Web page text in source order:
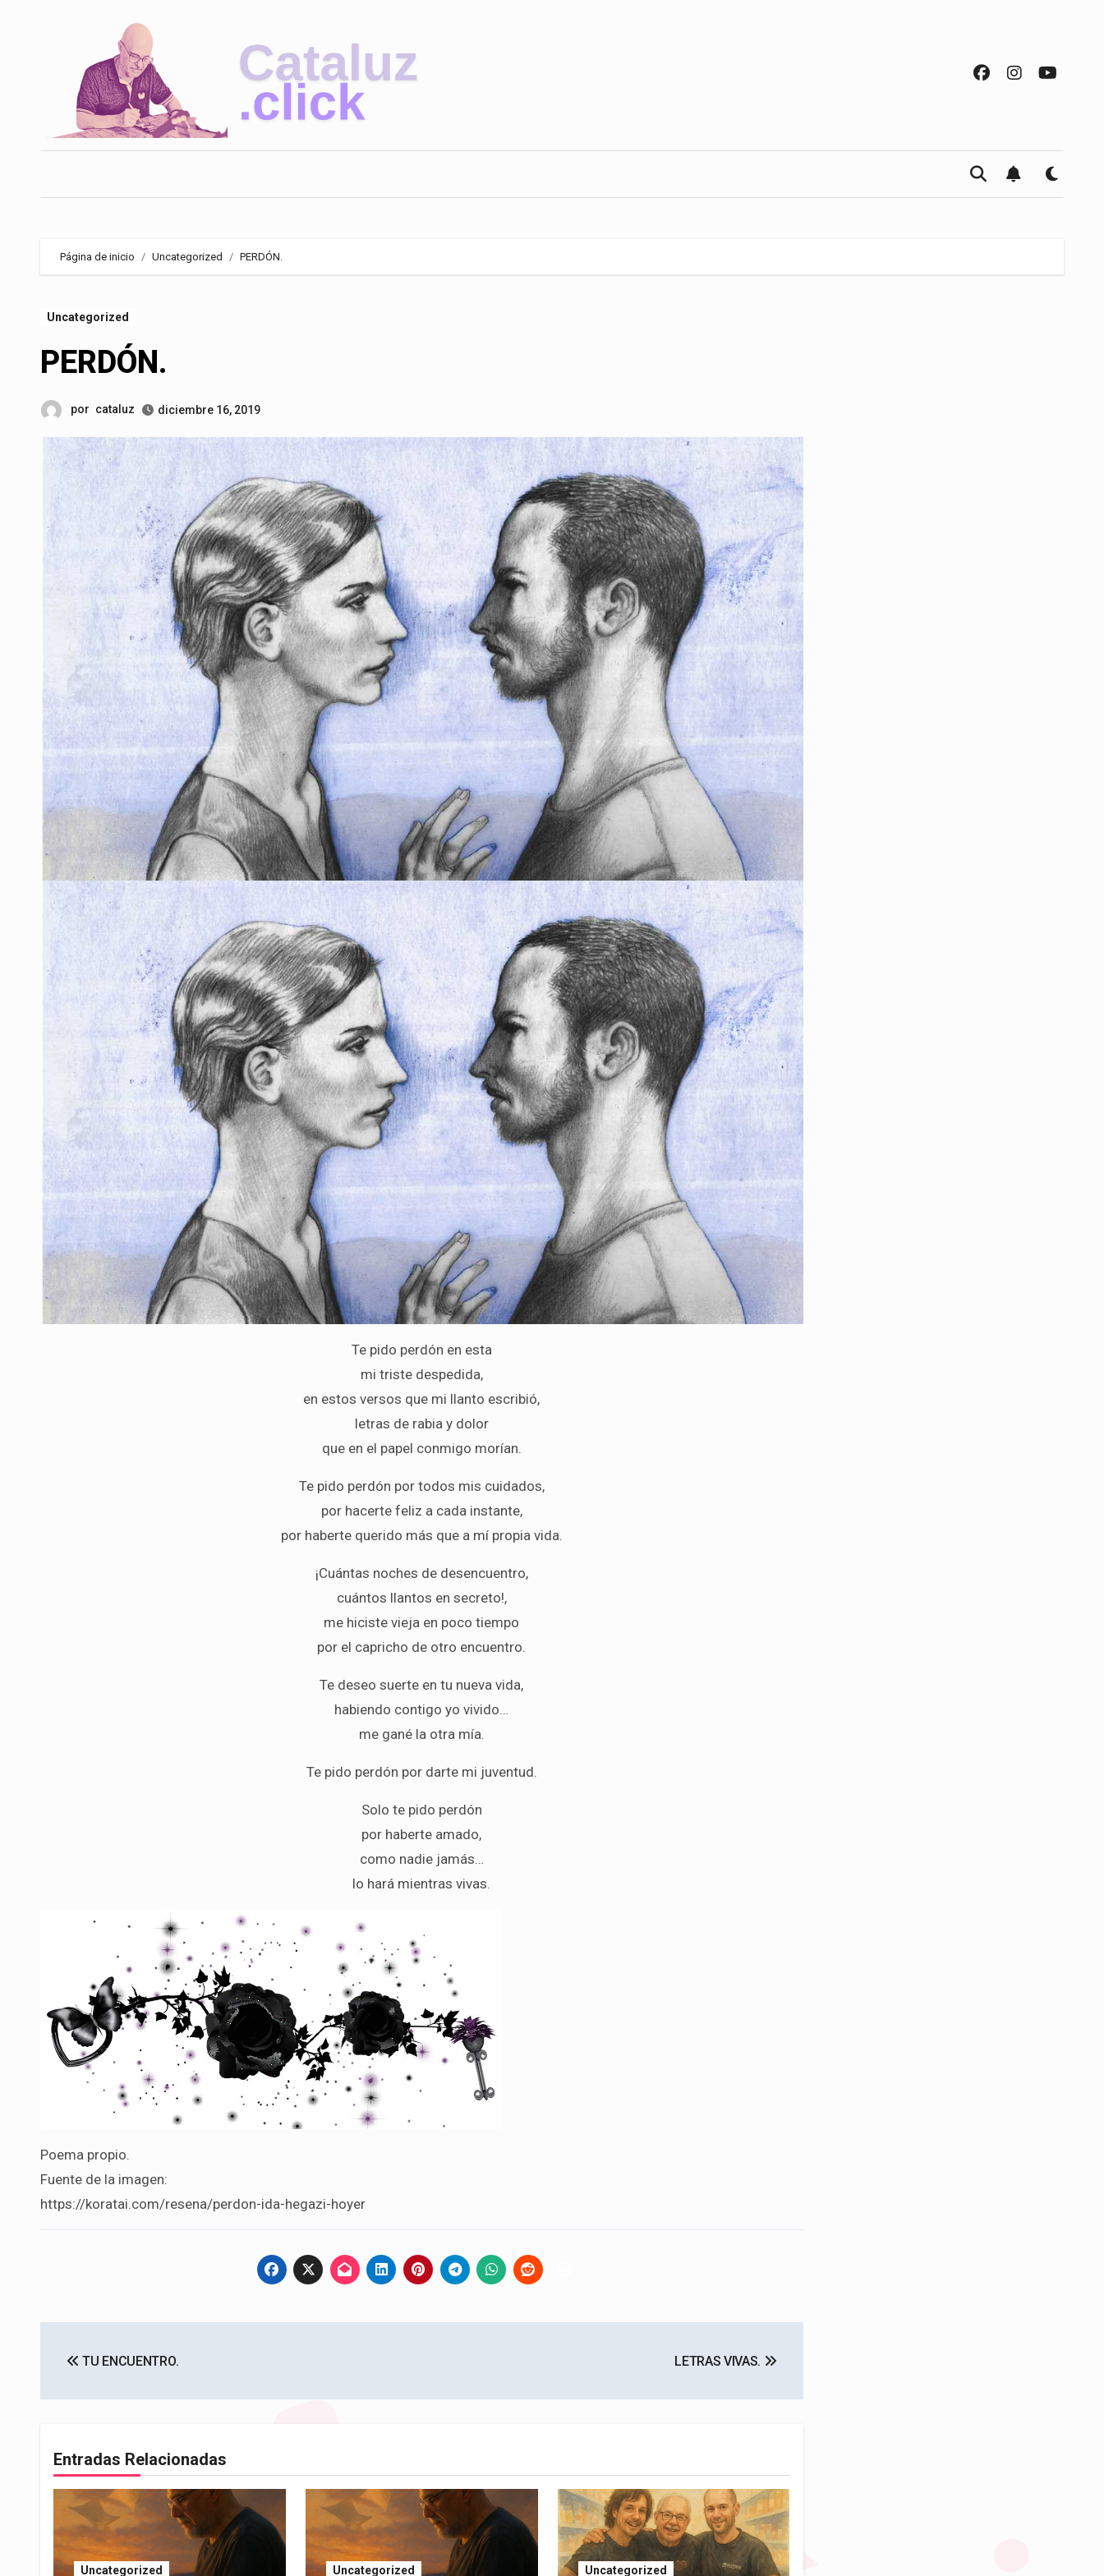
Página de inicio Uncategorized PERDÓN.
Uncategorized
PERDÓN.
por cataluz diciembre 16, 2019
Te pido perdón en esta
mi triste despedida,
en estos versos que mi llanto escribió,
letras de rabia y dolor
que en el papel conmigo morían.
Te pido perdón por todos mis cuidados,
por hacerte feliz a cada instante,
por haberte querido más que a mí propia vida.
¡Cuántas noches de desencuentro,
cuántos llantos en secreto!,
me hiciste vieja en poco tiempo
por el capricho de otro encuentro.
Te deseo suerte en tu nueva vida,
habiendo contigo yo vivido…
me gané la otra mía.
Te pido perdón por darte mi juventud.
Solo te pido perdón
por haberte amado,
como nadie jamás…
lo hará mientras vivas.
Poema propio.
Fuente de la imagen:
https://koratai.com/resena/perdon-ida-hegazi-hoyer
de
entradas
TU ENCUENTRO. LETRAS VIVAS.
Entradas Relacionadas
Uncategorized Uncategorized Uncategorized